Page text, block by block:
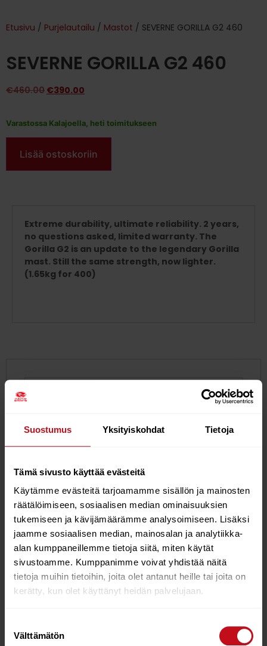
Suostumus Yksityiskohdat Tietoja
Tämä sivusto käyttää evästeitä
Käytämme evästeitä tarjoamamme sisällön ja mainosten
räätälöimiseen, sosiaalisen median ominaisuuksien
tukemiseen ja kävijämäärämme analysoimiseen. Lisäksi
jaamme sosiaalisen median, mainosalan ja analytiikka-
alan kumppaneillemme tietoja siitä, miten käytät
sivustoamme. Kumppanimme voivat yhdistää näitä
tietoja muihin tietoihin, joita olet antanut heille tai joita on
kerätty, kun olet käyttänyt heidän palvelujaan.
valinta
Välttämätön
Etusivu / Purjelautailu / Mastot / SEVERNE GORILLA G2 460
SEVERNE GORILLA G2 460
€460.00 €390.00
Varastossa Kalajoella, heti toimitukseen
Lisää ostoskoriin
Extreme durability, ultimate reliability. 2 years,
no questions asked, limited warranty. The
Gorilla G2 is an update to the legendary Gorilla
mast. Still the same strength, now lighter.
(1.65kg for 400)
Extreme durability, ultimate reliability. 2 years,
Gorilla G2 is an update to the legendary
Gorilla mast. Still the same strength, now
lighter. (1.65kg for 400)
/ 2 YEAR NO QUESTIONS ASKED LIMITED
WARRANTY
/ INTERCHANGEABLE SECTIONS
/ +7 MEASURED OFFSET ACCURACY
/ SLIPLOK PREVENTS BOOM FROM SLIDING
/ OVERSIZED EVA FERRULE PLUG TO CLEAN